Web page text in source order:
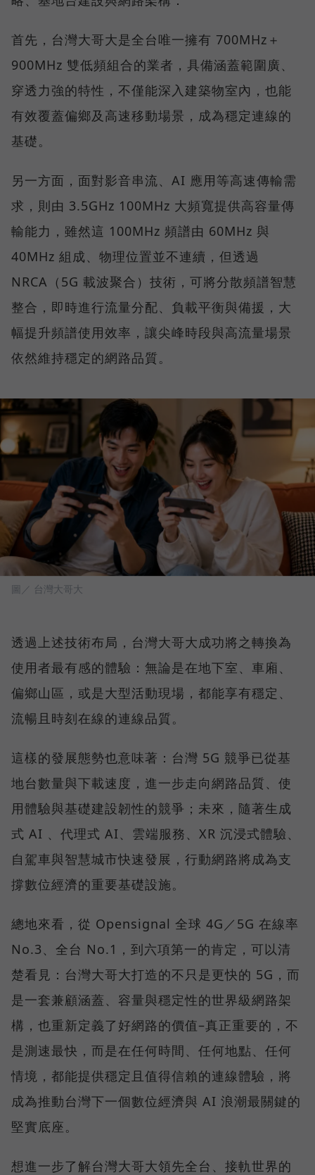
首先，台灣大哥大是全台唯一擁有 700MHz＋
900MHz 雙低頻組合的業者，具備涵蓋範圍廣、
穿透力強的特性，不僅能深入建築物室內，也能
有效覆蓋偏鄉及高速移動場景，成為穩定連線的
基礎。
另一方面，面對影音串流、AI 應用等高速傳輸需
求，則由 3.5GHz 100MHz 大頻寬提供高容量傳
輸能力，雖然這 100MHz 頻譜由 60MHz 與
40MHz 組成、物理位置並不連續，但透過
NRCA（5G 載波聚合）技術，可將分散頻譜智慧
整合，即時進行流量分配、負載平衡與備援，大
幅提升頻譜使用效率，讓尖峰時段與高流量場景
依然維持穩定的網路品質。
圖／ 台灣大哥大
透過上述技術布局，台灣大哥大成功將之轉換為
使用者最有感的體驗：無論是在地下室、車廂、
偏鄉山區，或是大型活動現場，都能享有穩定、
流暢且時刻在線的連線品質。
這樣的發展態勢也意味著：台灣 5G 競爭已從基
地台數量與下載速度，進一步走向網路品質、使
用體驗與基礎建設韌性的競爭；未來，隨著生成
式 AI 、代理式 AI、雲端服務、XR 沉浸式體驗、
自駕車與智慧城市快速發展，行動網路將成為支
撐數位經濟的重要基礎設施。
總地來看，從 Opensignal 全球 4G／5G 在線率
No.3、全台 No.1，到六項第一的肯定，可以清
楚看見：台灣大哥大打造的不只是更快的 5G，而
是一套兼顧涵蓋、容量與穩定性的世界級網路架
構，也重新定義了好網路的價值–真正重要的，不
是測速最快，而是在任何時間、任何地點、任何
情境，都能提供穩定且值得信賴的連線體驗，將
成為推動台灣下一個數位經濟與 AI 浪潮最關鍵的
堅實底座。
想進一步了解台灣大哥大領先全台、接軌世界的